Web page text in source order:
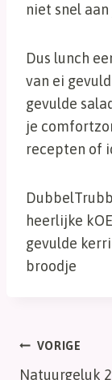
niet snel
Dus lunch
van ei
gevulde
je
recepten of
heerlijke
gevulde
broodje
Bericht
VORIGE
Natuurgeluk